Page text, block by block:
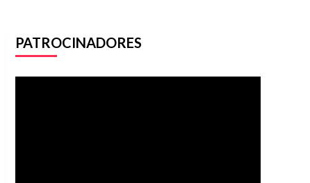
PATROCINADORES